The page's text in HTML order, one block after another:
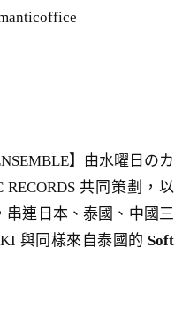
】由水曜日のカ
共同策劃，以
串連日本、泰國、中國三
與同樣來自泰國的 Soft